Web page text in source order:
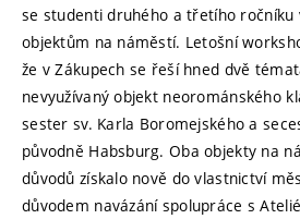
se studenti druhého a třetího ročníku
objektům na náměstí. Letošní
že v Zákupech se řeší hned dvě
nevyužívaný objekt neorománského
sester sv. Karla Boromejského a
původně Habsburg. Oba objekty na
důvodů získalo nově do vlastnictví
důvodem navázání spolupráce s